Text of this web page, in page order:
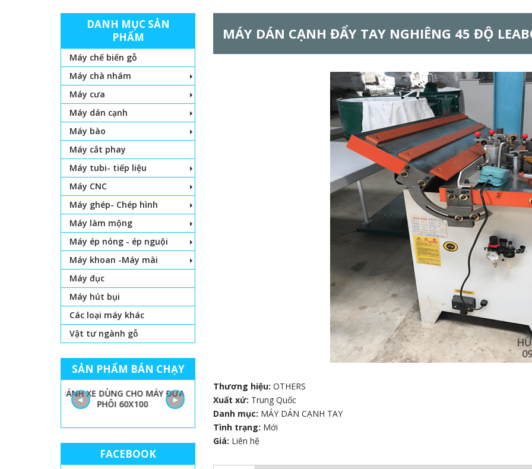
MÁY DÁN CẠNH ĐẨY TAY NGHIÊNG 45 ĐỘ
Thương hiệu:OTHERS
Xuất xứ: Trung Quốc
Danh mục: MÁY DÁN CẠNH TAY
Tình trạng: Mới
Giá: Liên hệ
DANH MỤC SẢN
PHẨM
Máy chế biến gỗ
Máy chà nhám
Máy cưa
Máy dán cạnh
Máy bào
Máy cắt phay
Máy tubi- tiếp liệu
Máy CNC
Máy ghép- Chép hình
Máy làm mộng
Máy ép nóng - ép nguội
Máy khoan -Máy mài
Máy đục
Máy hút bụi
Các loại máy khác
Vật tư ngành gỗ
SẢN PHẨM BÁN CHẠY
BÁNH XE DÙNG CHO MÁY ĐƯA
PHÔI 60X100
GIẤY NHÁM MÁY CHÀ NHÁM
THÙNG
◄ ►
FACEBOOK